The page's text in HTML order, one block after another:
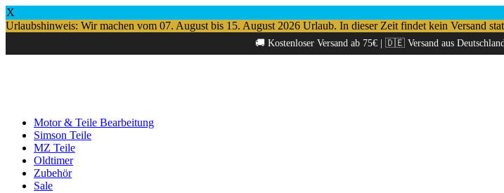
X
Urlaubshinweis: Wir machen vom 07. August bis 15. August 2026 Urlaub. In dieser Zeit findet kein Versand
🚚 Kostenloser Versand ab 75€ | 🇩🇪 Versand aus
Motor & Teile Bearbeitung
Simson Teile
MZ Teile
Oldtimer
Zubehör
Sale